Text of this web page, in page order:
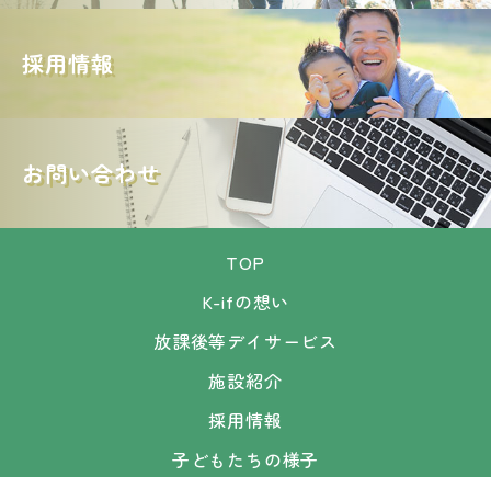
採用情報
お問い合わせ
TOP
K-ifの想い
放課後等デイサービス
施設紹介
採用情報
子どもたちの様子